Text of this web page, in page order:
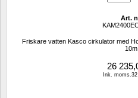
Art.
Friskare vatten Kasco cirkulator med
10m
26
Ink.